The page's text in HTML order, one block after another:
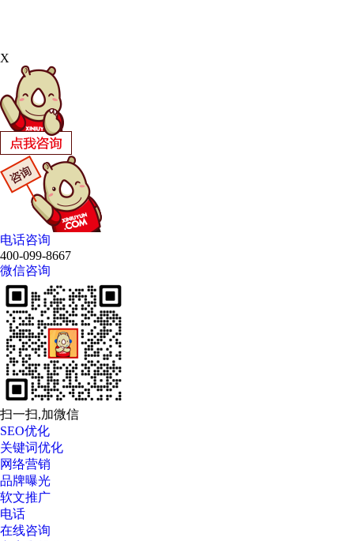
X
电话咨询
400-099-8667
微信咨询
扫一扫,加微信
SEO优化
关键词优化
网络营销
品牌曝光
软文推广
电话
在线咨询